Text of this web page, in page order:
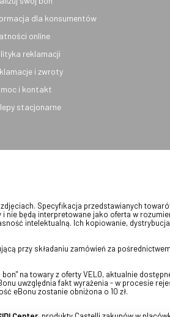
dla konsumentów
online
reklamacji
i zwroty
i kontakt
stacjonarne
Specyfikacja przedstawianych
będą interpretowane jako oferta w
intelektualną. Ich kopiowanie,
przy składaniu zamówień za
na towary z oferty VELO, aktualnie
uwzględnia fakt wyrażenia - w procesie
eBonu zostanie obniżona o 10 zł.